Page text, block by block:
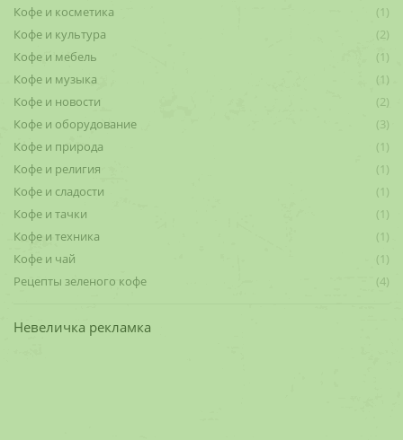
Кофе и косметика
(1)
Кофе и культура
(2)
Кофе и мебель
(1)
Кофе и музыка
(1)
Кофе и новости
(2)
Кофе и оборудование
(3)
Кофе и природа
(1)
Кофе и религия
(1)
Кофе и сладости
(1)
Кофе и тачки
(1)
Кофе и техника
(1)
Кофе и чай
(1)
Рецепты зеленого кофе
(4)
Невеличка рекламка